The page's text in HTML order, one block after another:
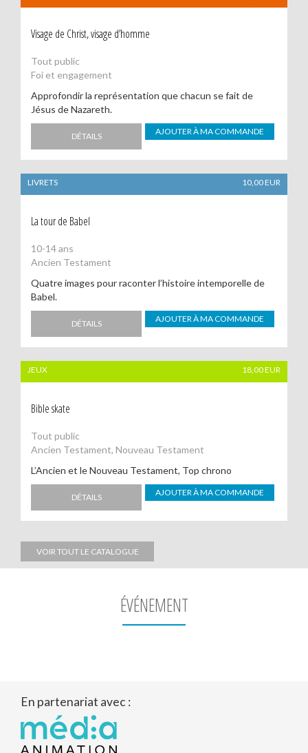
Visage de Christ, visage d’homme
Tout public
Foi et engagement
Approfondir la représentation que chacun se fait de
Jésus de Nazareth.
DÉTAILS AJOUTER À MA COMMANDE
LIVRETS 10,00EUR
La tour de Babel
10-14 ans
Ancien Testament
Quatre images pour raconter l’histoire intemporelle de
Babel.
DÉTAILS AJOUTER À MA COMMANDE
JEUX 18,00EUR
Bible skate
Tout public
Ancien Testament, Nouveau Testament
L’Ancien et le Nouveau Testament, Top chrono
DÉTAILS AJOUTER À MA COMMANDE
VOIR TOUT LE CATALOGUE
ÉVÉNEMENT
En partenariat avec :